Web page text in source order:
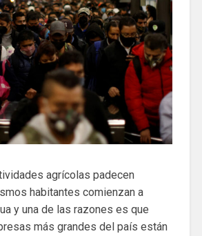
agrícolas padecen
habitantes comienzan a
y una de las razones es que
más grandes del país están